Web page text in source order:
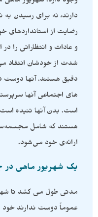
دارند، نه برای رسیدن به
رضایت از استانداردهای
و عادات و انتظاراتی را
شدت از خودشان انتقاد
دقیق هستند. آنها دوست
های اجتماعی آنها
است. بدن آنها تنیده
هستند که شامل
ارائه‌ی خود می‌شود.
یک شهریور ماهی در
مدتی طول می کشد تا
عموماً دوست ندارند